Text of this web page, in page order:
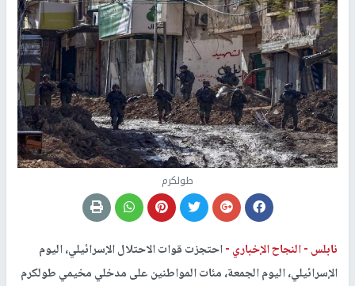
طولكرم
نابلس -النجاح الإخباري -احتجزت قوات الاحتلال الإسرائيلي، اليوم
الإسرائيلي، اليوم الجمعة، مئات المواطنين على مدخلي مخيمي طولكرم